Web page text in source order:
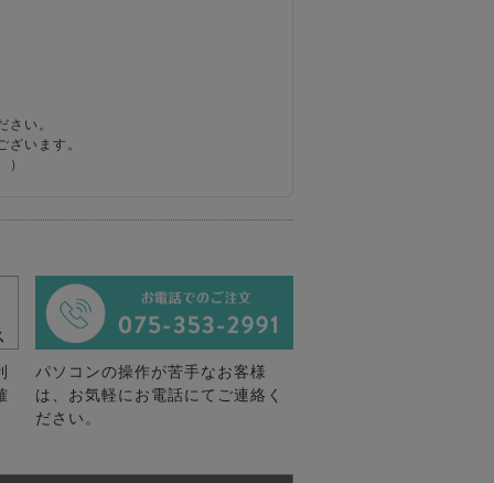
い。
います。
）
パソコンの操作が苦手なお客様
は、お気軽にお電話にてご連絡く
ださい。